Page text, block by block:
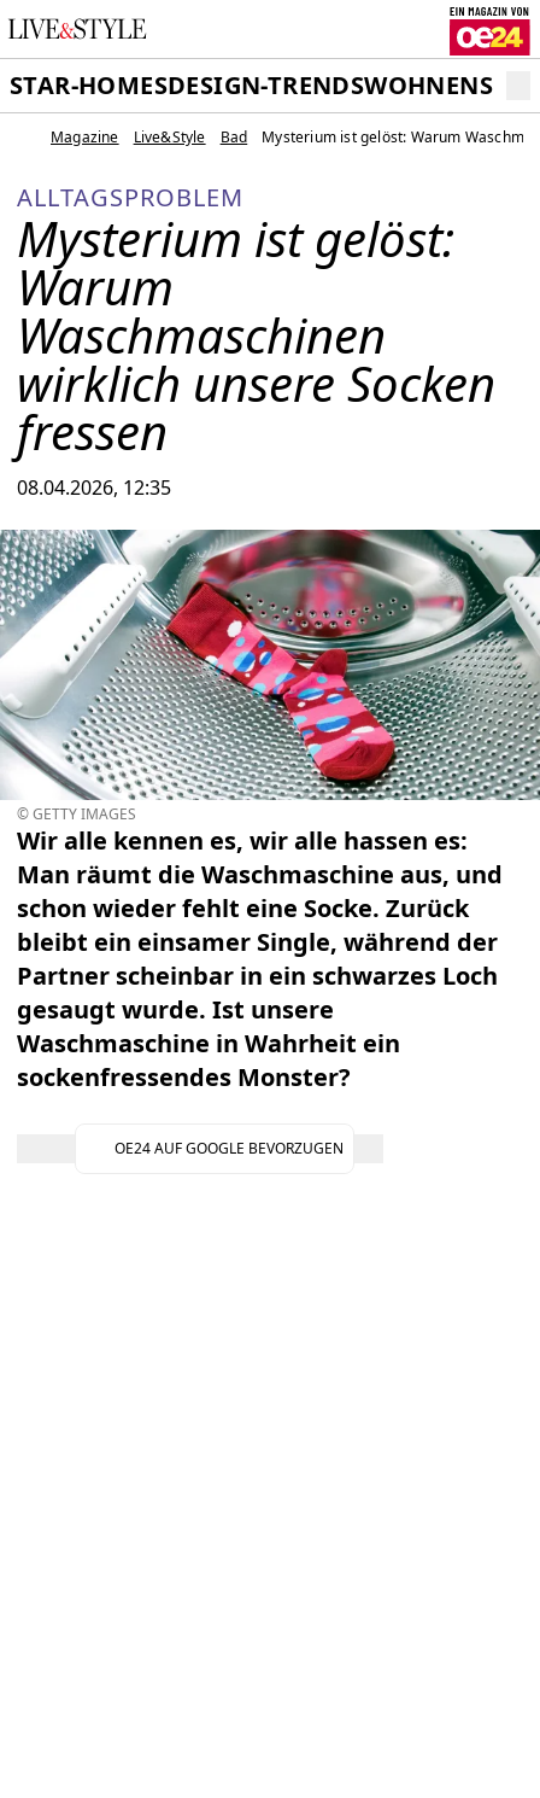
STAR-HOMESDESIGN-TRENDSWOHNEN
Magazine Live&Style Bad Mysterium ist gelöst: Warum
ALLTAGSPROBLEM
Mysterium ist gelöst:
Warum
Waschmaschinen
wirklich unsere Socken
fressen
08.04.2026, 12:35
© GETTY IMAGES
Wir alle kennen es, wir alle hassen es:
Man räumt die Waschmaschine aus, und
schon wieder fehlt eine Socke. Zurück
bleibt ein einsamer Single, während der
Partner scheinbar in ein schwarzes Loch
gesaugt wurde. Ist unsere
Waschmaschine in Wahrheit ein
sockenfressendes Monster?
OE24 AUF GOOGLE BEVORZUGEN